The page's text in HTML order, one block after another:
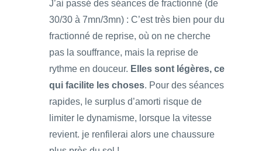
J’ai passé des séances de fractionné (de
30/30 à 7mn/3mn) : C’est très bien pour du
fractionné de reprise, où on ne cherche
pas la souffrance, mais la reprise de
rythme en douceur. Elles sont légères, ce
qui facilite les choses. Pour des séances
rapides, le surplus d’amorti risque de
limiter le dynamisme, lorsque la vitesse
revient. je renfilerai alors une chaussure